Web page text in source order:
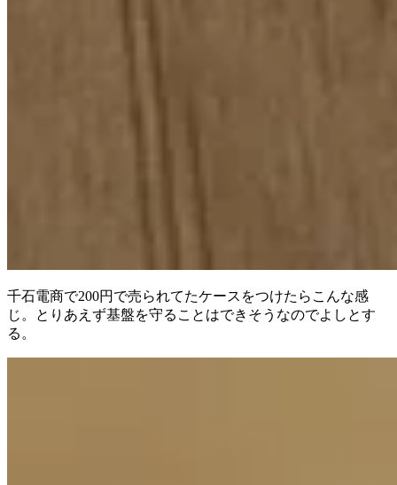
千石電商で200円で売られてたケースをつけたらこんな感
じ。とりあえず基盤を守ることはできそうなのでよしとす
る。